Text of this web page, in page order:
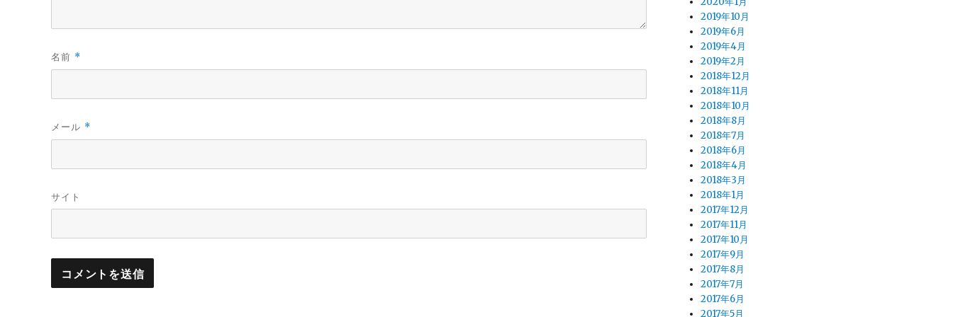
名前 *
メール *
サイト
2019年10月
2019年6月
2019年4月
2019年2月
2018年12月
2018年11月
2018年10月
2018年8月
2018年7月
2018年6月
2018年4月
2018年3月
2018年1月
2017年12月
2017年11月
2017年10月
2017年9月
2017年8月
2017年7月
2017年6月
2017年5月